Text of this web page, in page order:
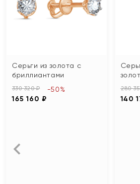
Серьги из золота с
бриллиантами
330 320 ₽
165 160 ₽
-50% 280
140